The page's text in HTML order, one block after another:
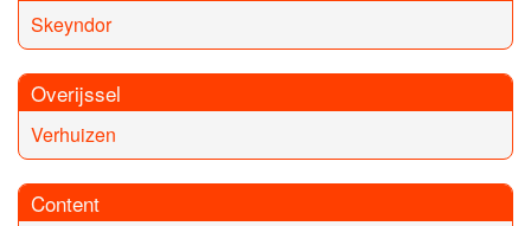
Skeyndor
Overijssel
Verhuizen
Content